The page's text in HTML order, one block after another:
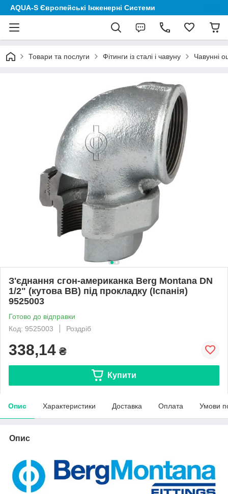
AQUA-S Європейські Інженерні Системи
Товари та послуги Фітинги із сталі і чавуну Чавунні
З'єднання сгон-американка Berg Montana DN
1/2" (кутова ВВ) під прокладку (Іспанія)
9525003
Готово до відправки
Код: 9525003
Роздріб
338,14 ₴
Купити
Опис Характеристики Доставка Оплата Умови
Опис